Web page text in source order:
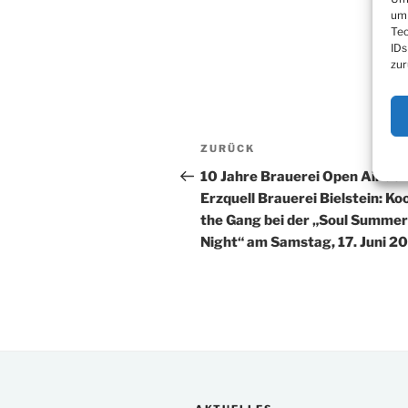
Beitragsnavigation
Vorheriger
Beitrag
ZURÜCK
10 Jahre Brauerei Open Air der
Erzquell Brauerei Bielstein:
the Gang bei der „Soul Summer
Night“ am Samstag, 17. Juni